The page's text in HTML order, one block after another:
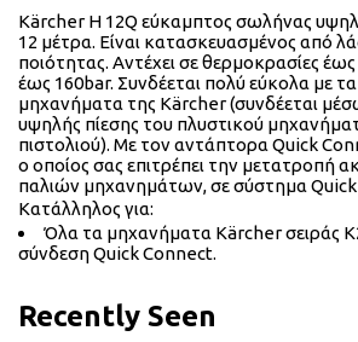
Kärcher H 12Q εύκαμπτος σωλήνας
12 μέτρα. Είναι κατασκευασμένος από
ποιότητας. Αντέχει σε θερμοκρασίες έως
έως 160bar. Συνδέεται πολύ εύκολα με
μηχανήματα της Kärcher (συνδέεται
υψηλής πίεσης του πλυστικού
πιστολιού). Με τον αντάπτορα Quick
o οποίος σας επιτρέπει την μετατροπή
παλιών μηχανημάτων, σε σύστημα
Κατάλληλος για:
Όλα τα μηχανήματα Kärcher σειράς
σύνδεση Quick Connect.
Recently Seen